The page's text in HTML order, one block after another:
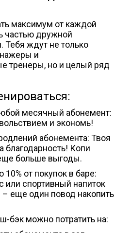
максимум от каждой
частью дружной
Тебя ждут не только
и
тренеры, но и целый ряд
месячный абонемент:
и экономь!
абонемента: Твоя
благодарность! Копи
больше выгоды.
от покупок в баре:
или спортивный напиток
– еще один повод накопить
бэк можно потратить на: